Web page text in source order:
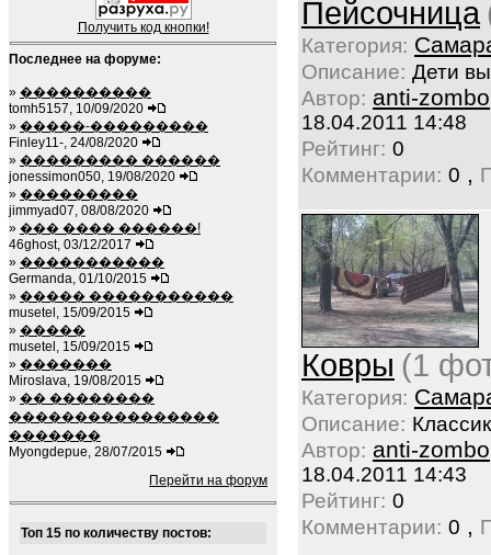
Получить код кнопки!
Последнее на форуме:
» ����������
tomh5157, 10/09/2020
» �����-���������
Finley11-, 24/08/2020
» ��������� ������
jonessimon050, 19/08/2020
» ���������
jimmyad07, 08/08/2020
» ��� ���� ������!
46ghost, 03/12/2017
» �����������
Germanda, 01/10/2015
» ����� �����������
musetel, 15/09/2015
» �����
musetel, 15/09/2015
» �������
Miroslava, 19/08/2015
» �� ��������
����������������
�������
Myongdepue, 28/07/2015
Перейти на форум
Топ 15 по количеству постов:
Пейсочница
Категория:
Описание: Дети
Автор: anti-zombo
18.04.2011 14:48
Рейтинг: 0
Комментарии: 0 ,
Ковры (1
Категория:
Описание:
Автор: anti-zombo
18.04.2011 14:43
Рейтинг: 0
Комментарии: 0 ,